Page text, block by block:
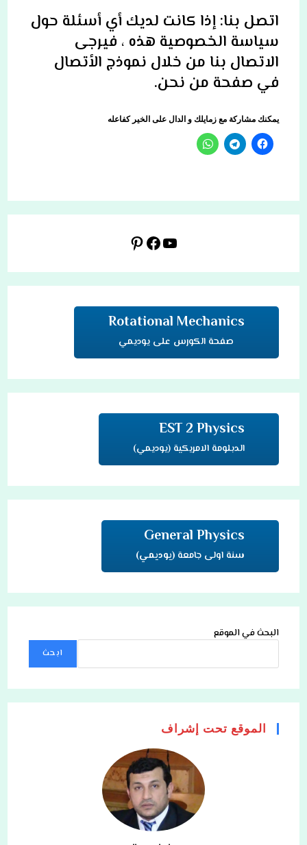
اتصل بنا: إذا كانت لديك أي أسئلة حول
سياسة الخصوصية هذه ، فيرجى
الاتصال بنا من خلال نموذج الأتصال
في صفحة من نحن.
يمكنك مشاركة مع زمايلك و الدال على الخير كفاعله
يوتيوبفيسبوكبينتريست
Rotational Mechanics
صفحة الكورس على يوديمي
EST 2 Physics
الدبلومة الامريكية (يوديمي)
General Physics
سنة اولى جامعة (يوديمي)
البحث في الموقع
ابحث
الموقع تحت إشراف